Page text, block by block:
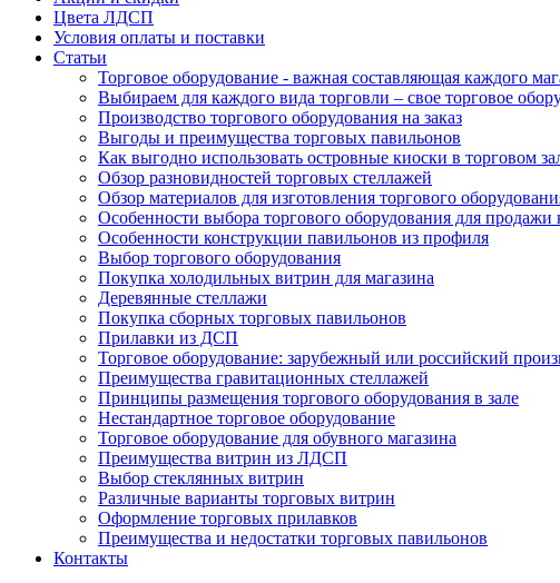
Цвета ЛДСП
Условия оплаты и поставки
Статьи
Торговое оборудование - важная составляющая каждого
Выбираем для каждого вида торговли – свое торговое
Производство торгового оборудования на заказ
Выгоды и преимущества торговых павильонов
Как выгодно использовать островные киоски в торговом
Обзор разновидностей торговых стеллажей
Обзор материалов для изготовления торгового
Особенности выбора торгового оборудования для
Особенности конструкции павильонов из профиля
Выбор торгового оборудования
Покупка холодильных витрин для магазина
Деревянные стеллажи
Покупка сборных торговых павильонов
Прилавки из ДСП
Торговое оборудование: зарубежный или российский
Преимущества гравитационных стеллажей
Принципы размещения торгового оборудования в зале
Нестандартное торговое оборудование
Торговое оборудование для обувного магазина
Преимущества витрин из ЛДСП
Выбор стеклянных витрин
Различные варианты торговых витрин
Оформление торговых прилавков
Преимущества и недостатки торговых павильонов
Контакты